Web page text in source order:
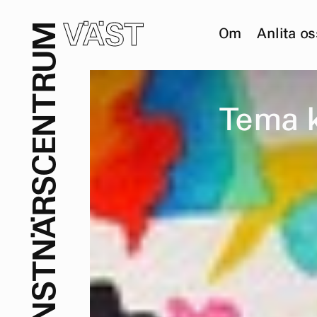
Om Anlita
VÄST
S
T
N
Ä
R
S
C
E
N
T
R
U
M
Tema